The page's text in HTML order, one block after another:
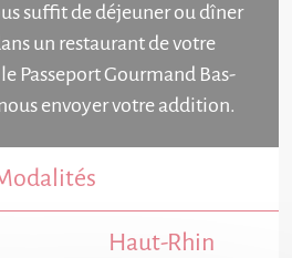
suffit de déjeuner ou dîner
un restaurant de votre
Passeport Gourmand Bas-
envoyer votre addition.
Haut-Rhin